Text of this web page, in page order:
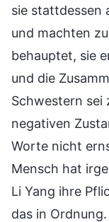
sie stattdessen
und machten
behauptet, sie
und die
Schwestern sei
negativen
Worte nicht
Mensch hat
Li Yang ihre
das in